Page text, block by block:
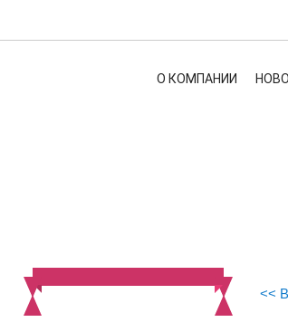
О КОМПАНИИ
<<